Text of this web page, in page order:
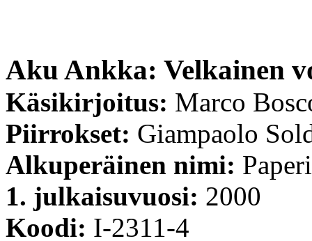
Aku Ankka: Velkainen
Käsikirjoitus: Marco
Piirrokset: Giampaolo
Alkuperäinen nimi:
1. julkaisuvuosi: 2000
Koodi: I-2311-4